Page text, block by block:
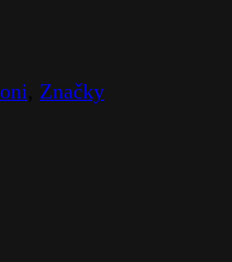
Značky